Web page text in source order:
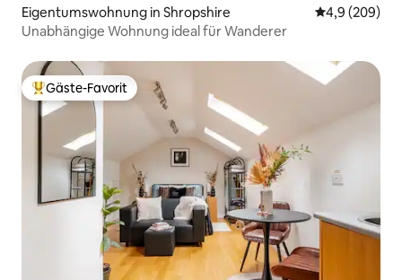
Eigentumswohnung in Shropshire
4,9 (209)
Unabhängige Wohnung ideal für Wanderer
Beliebter Gäste-Favorit.
Gäste-Favorit